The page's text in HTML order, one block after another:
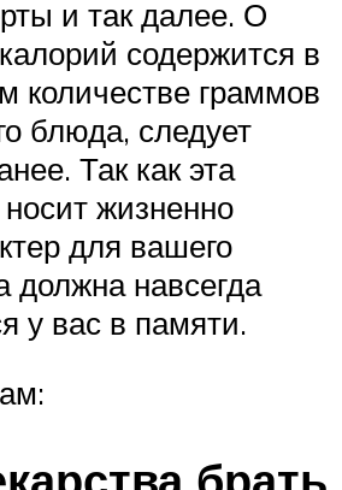
и так далее. О
содержится в
количестве граммов
блюда, следует
Так как эта
жизненно
для вашего
должна навсегда
у вас в памяти.